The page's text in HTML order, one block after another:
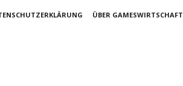
ÜBER GAMESWIRTSCHAFT